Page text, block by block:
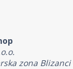
zona